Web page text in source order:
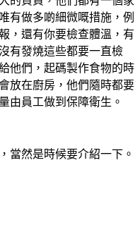
有做多啲細微嘅措施，例
，還有你要檢查體溫，有
有發燒這些都要一直檢
他們，起碼製作食物的時
放在廚房，他們隨時都要
由員工做到保障衛生。
當然是時候要介紹一下。